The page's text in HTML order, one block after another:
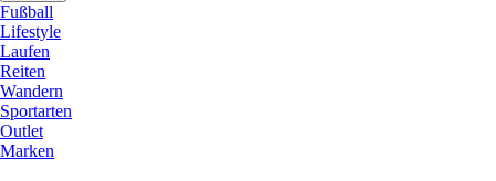
Fußball
Lifestyle
Laufen
Reiten
Wandern
Sportarten
Outlet
Marken